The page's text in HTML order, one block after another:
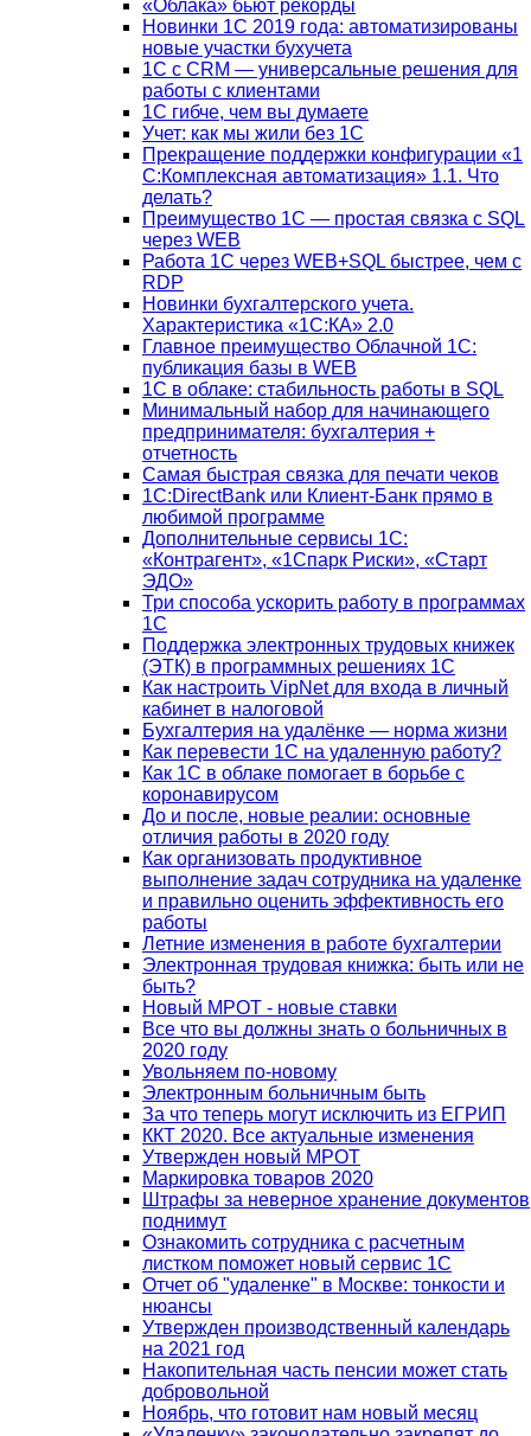
«Облака» бьют рекорды
Новинки 1С 2019 года: автоматизированы
новые участки бухучета
1С с CRM — универсальные решения для
работы с клиентами
1С гибче, чем вы думаете
Учет: как мы жили без 1С
Прекращение поддержки конфигурации «1
С:Комплексная автоматизация» 1.1. Что
делать?
Преимущество 1С — простая связка с SQL
через WEB
Работа 1С через WEB+SQL быстрее, чем с
RDP
Новинки бухгалтерского учета.
Характеристика «1С:КА» 2.0
Главное преимущество Облачной 1С:
публикация базы в WEB
1С в облаке: стабильность работы в SQL
Минимальный набор для начинающего
предпринимателя: бухгалтерия +
отчетность
Самая быстрая связка для печати чеков
1С:DirectBank или Клиент-Банк прямо в
любимой программе
Дополнительные сервисы 1С:
«Контрагент», «1Спарк Риски», «Старт
ЭДО»
Три способа ускорить работу в программах
1С
Поддержка электронных трудовых книжек
(ЭТК) в программных решениях 1С
Как настроить VipNet для входа в личный
кабинет в налоговой
Бухгалтерия на удалёнке — норма жизни
Как перевести 1С на удаленную работу?
Как 1С в облаке помогает в борьбе с
коронавирусом
До и после, новые реалии: основные
отличия работы в 2020 году
Как организовать продуктивное
выполнение задач сотрудника на удаленке
и правильно оценить эффективность его
работы
Летние изменения в работе бухгалтерии
Электронная трудовая книжка: быть или не
быть?
Новый МРОТ - новые ставки
Все что вы должны знать о больничных в
2020 году
Увольняем по-новому
Электронным больничным быть
За что теперь могут исключить из ЕГРИП
ККТ 2020. Все актуальные изменения
Утвержден новый МРОТ
Маркировка товаров 2020
Штрафы за неверное хранение документов
поднимут
Ознакомить сотрудника с расчетным
листком поможет новый сервис 1С
Отчет об "удаленке" в Москве: тонкости и
нюансы
Утвержден производственный календарь
на 2021 год
Накопительная часть пенсии может стать
добровольной
Ноябрь, что готовит нам новый месяц